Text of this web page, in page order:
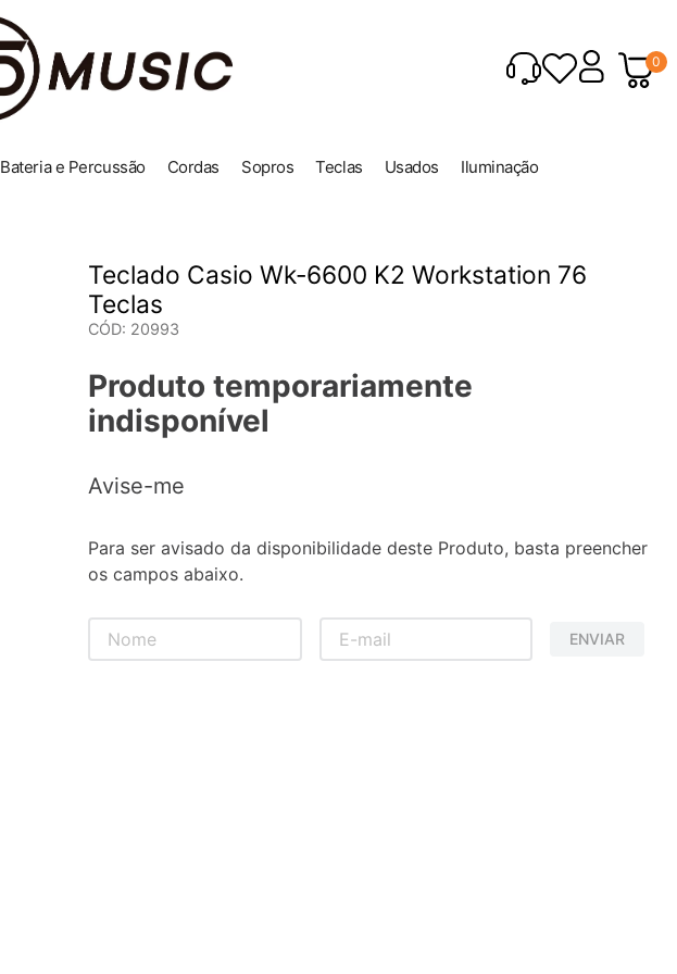
0
Bateria e Percussão Cordas Sopros Teclas Usados Iluminação
Teclado Casio Wk-6600 K2 Workstation 76
Teclas
CÓD: 20993
Produto temporariamente
indisponível
Avise-me
Para ser avisado da disponibilidade deste Produto, basta preencher
os campos abaixo.
ENVIAR